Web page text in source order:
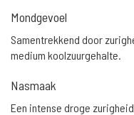
Mondgevoel
Samentrekkend door
medium koolzuurgehalte.
Nasmaak
Een intense droge